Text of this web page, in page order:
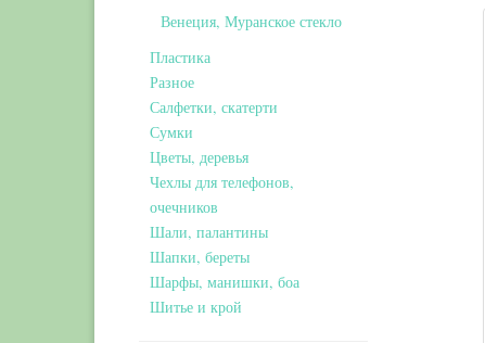
Венеция, Муранское стекло
Пластика
Разное
Салфетки, скатерти
Сумки
Цветы, деревья
Чехлы для телефонов,
очечников
Шали, палантины
Шапки, береты
Шарфы, манишки, боа
Шитье и крой